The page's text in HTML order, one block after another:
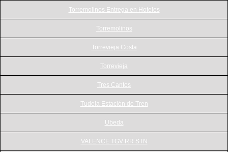
Torremolinos Entrega en Hoteles
Torremolinos
Torrevieja Costa
Torrevieja
Tres Cantos
Tudela Estación de Tren
Ubeda
VALENCE TGV RR STN